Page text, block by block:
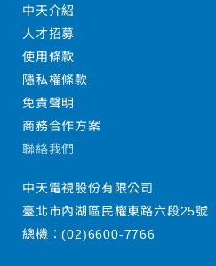
中天介紹
人才招募
使用條款
隱私權條款
免責聲明
商務合作方案
聯絡我們
中天電視股份有限公司
臺北市內湖區民權東路六段25號
總機：(02)6600-7766